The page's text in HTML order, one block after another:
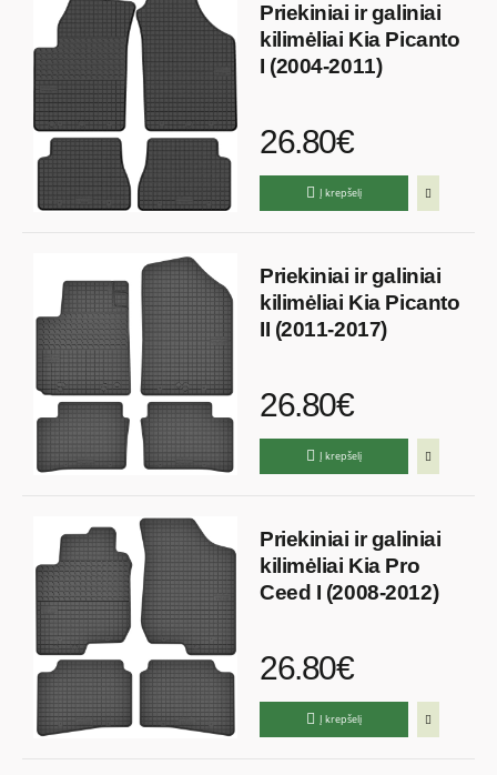
Priekiniai ir galiniai
kilimėliai Kia Picanto
I (2004-2011)
26.80€
Į krepšelį
Priekiniai ir galiniai
kilimėliai Kia Picanto
II (2011-2017)
26.80€
Į krepšelį
Priekiniai ir galiniai
kilimėliai Kia Pro
Ceed I (2008-2012)
26.80€
Į krepšelį